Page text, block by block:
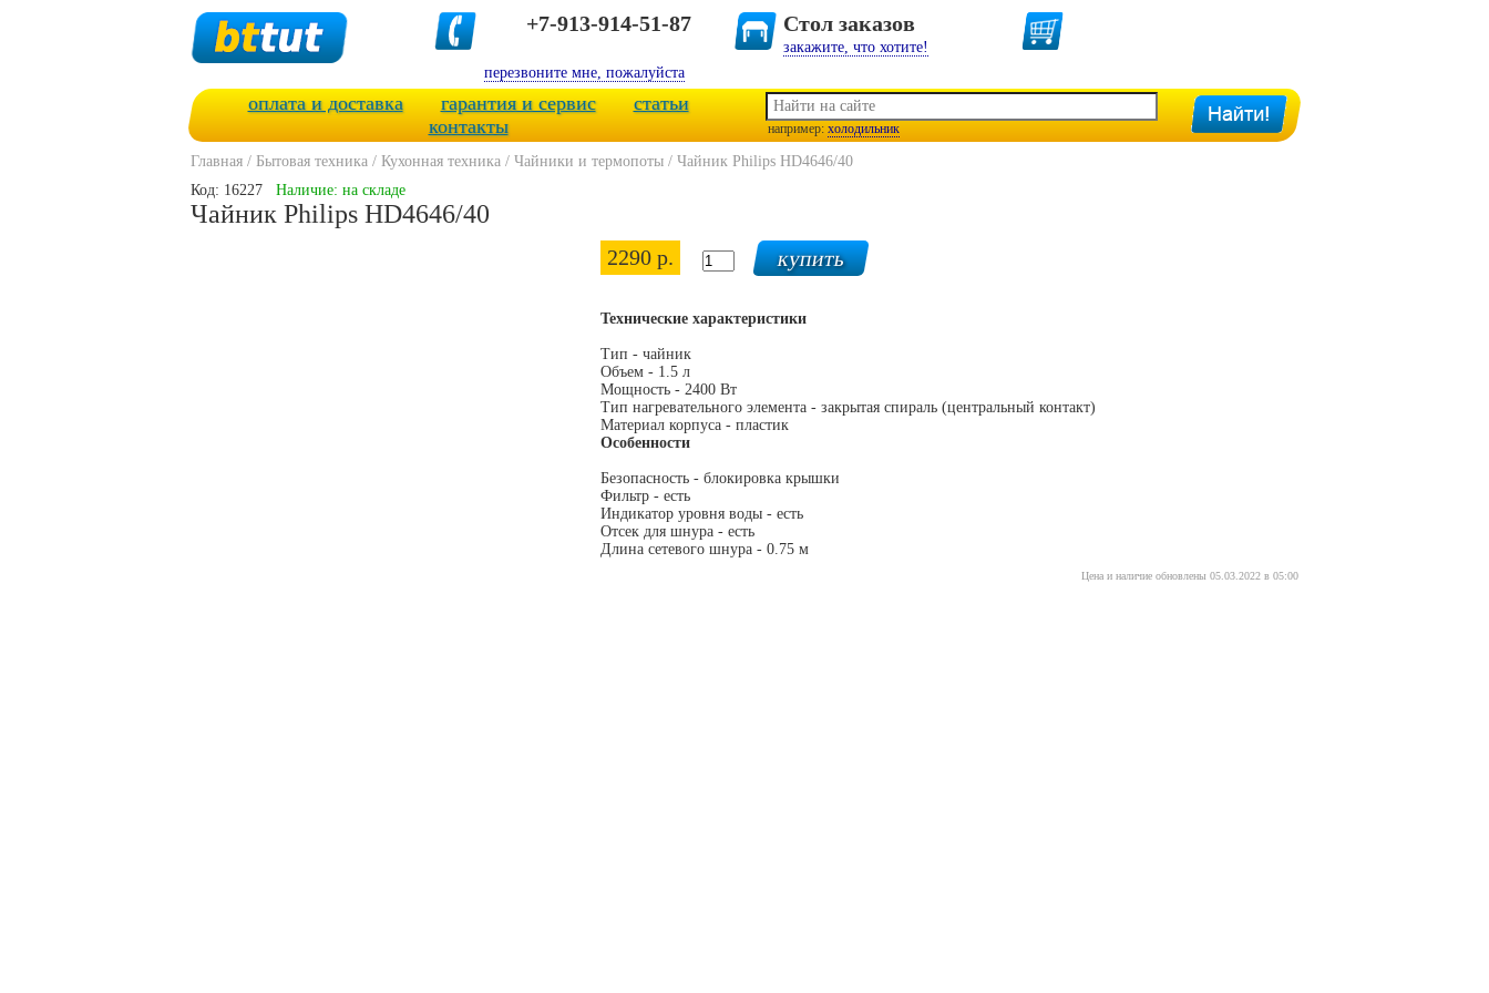
+7-913-914-51-87
перезвоните мне, пожалуйста
Стол заказов
закажите, что хотите!
оплата и доставка гарантия и сервис
статьи
контакты
например: холодильник
Главная / Бытовая техника / Кухонная техника / Чайники и термопоты / Чайник Philips HD4646/40
Код: 16227
Наличие: на складе
Чайник Philips HD4646/40
2290 р.
Технические характеристики
Тип - чайник
Объем - 1.5 л
Мощность - 2400 Вт
Тип нагревательного элемента - закрытая спираль (центральный контакт)
Материал корпуса - пластик
Особенности
Безопасность - блокировка крышки
Фильтр - есть
Индикатор уровня воды - есть
Отсек для шнура - есть
Длина сетевого шнура - 0.75 м
Цена и наличие обновлены 05.03.2022 в 05:00